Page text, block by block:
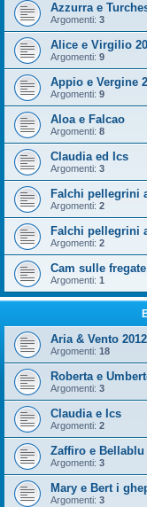
Azzurra e
Argomenti: 3
Alice e Virgilio
Argomenti: 9
Appio e Vergine
Argomenti: 9
Aloa e Falcao
Argomenti: 8
Claudia ed Ics
Argomenti: 3
Falchi pellegrini
Argomenti: 2
Falchi pellegrini
Argomenti: 2
Cam sulle
Argomenti: 1
Aria & Vento 2012
Argomenti: 18
Roberta e
Argomenti: 3
Claudia e Ics
Argomenti: 2
Zaffiro e Bellablu
Argomenti: 3
Mary e Bert i
Argomenti: 3